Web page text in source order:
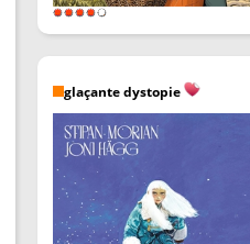
glaçante dystopie